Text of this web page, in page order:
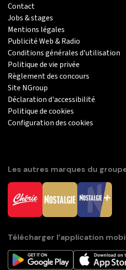
Contact
Jobs & stages
Mentions légales
Publicité Web & Radio
Conditions générales d'utilisation
Politique de vie privée
Règlement des concours
Site NGroup
Déclaration d'accessibilité
Politique de cookies
Configuration des cookies
Les autres marques du
Télécharger l’application